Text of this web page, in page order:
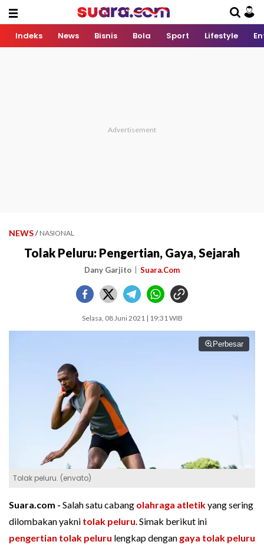
Indeks News Bisnis Bola Sport Lifestyle
NEWS / NASIONAL
Tolak Peluru: Pengertian, Gaya, Sejarah
Dany Garjito Suara.Com
Selasa, 08 Juni 2021 | 19:31 WIB
Perbesar
Tolak peluru. (envato)
Suara.com - Salah satu cabang olahraga atletikyang sering
dilombakan yakni tolak peluru. Simak berikut ini
pengertian tolak peluru lengkap dengan gaya tolak peluru